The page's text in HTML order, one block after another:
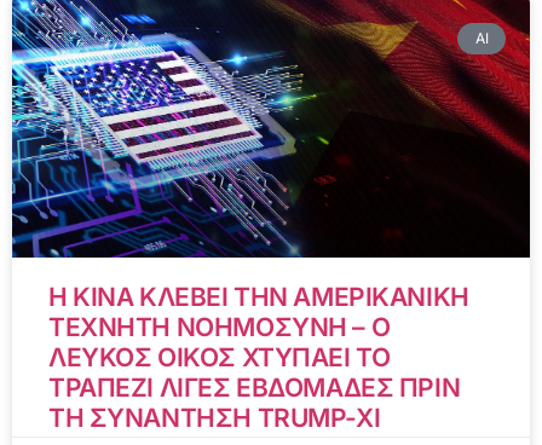
AI
Η ΚΙΝΑ ΚΛΕΒΕΙ ΤΗΝ ΑΜΕΡΙΚΑΝΙΚΗ
ΤΕΧΝΗΤΗ ΝΟΗΜΟΣΥΝΗ – Ο
ΛΕΥΚΟΣ ΟΙΚΟΣ ΧΤΥΠΑΕΙ ΤΟ
ΤΡΑΠΕΖΙ ΛΙΓΕΣ ΕΒΔΟΜΑΔΕΣ ΠΡΙΝ
ΤΗ ΣΥΝΑΝΤΗΣΗ TRUMP-XI